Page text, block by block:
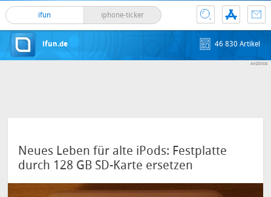
ifun iphone-ticker
ifun.de 46 830 Artikel
Neues Leben für alte iPods: Festplatte
durch 128 GB SD-Karte ersetzen